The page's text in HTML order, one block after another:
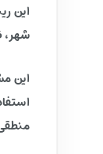
شهر،
این